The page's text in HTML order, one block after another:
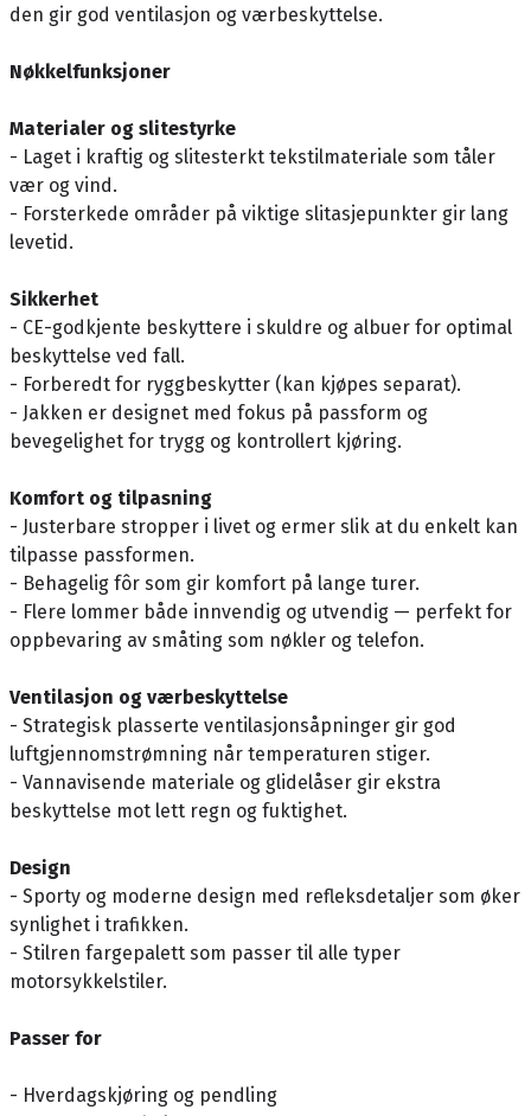
den gir god ventilasjon og værbeskyttelse.
Nøkkelfunksjoner
Materialer og slitestyrke
- Laget i kraftig og slitesterkt tekstilmateriale som tåler
vær og vind.
- Forsterkede områder på viktige slitasjepunkter gir lang
levetid.
Sikkerhet
- CE-godkjente beskyttere i skuldre og albuer for optimal
beskyttelse ved fall.
- Forberedt for ryggbeskytter (kan kjøpes separat).
- Jakken er designet med fokus på passform og
bevegelighet for trygg og kontrollert kjøring.
Komfort og tilpasning
- Justerbare stropper i livet og ermer slik at du enkelt kan
tilpasse passformen.
- Behagelig fôr som gir komfort på lange turer.
- Flere lommer både innvendig og utvendig — perfekt for
oppbevaring av småting som nøkler og telefon.
Ventilasjon og værbeskyttelse
- Strategisk plasserte ventilasjonsåpninger gir god
luftgjennomstrømning når temperaturen stiger.
- Vannavisende materiale og glidelåser gir ekstra
beskyttelse mot lett regn og fuktighet.
Design
- Sporty og moderne design med refleksdetaljer som øker
synlighet i trafikken.
- Stilren fargepalett som passer til alle typer
motorsykkelstiler.
Passer for
- Hverdagskjøring og pendling